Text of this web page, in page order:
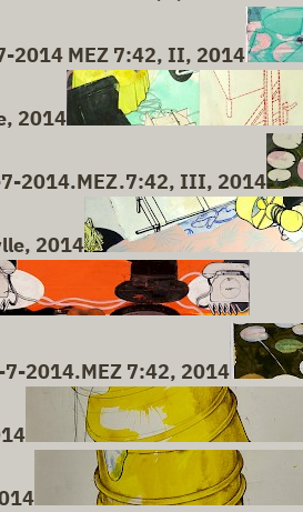
2014 MEZ 7:42, II, 2014
2014
7-2014.MEZ.7:42, III, 2014
2014
7-2014.MEZ 7:42, 2014